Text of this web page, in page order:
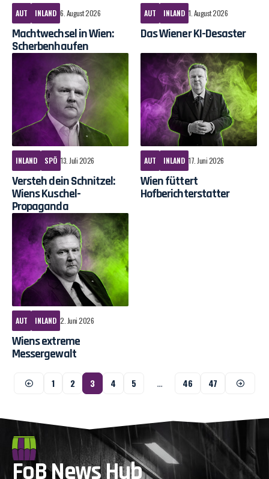
AUT INLAND 6. August 2026
Machtwechsel in Wien:
Scherbenhaufen
AUT INLAND 1. August 2026
Das Wiener KI-Desaster
INLAND SPÖ 13. Juli 2026
Versteh dein Schnitzel:
Wiens Kuschel-
Propaganda
AUT INLAND 17. Juni 2026
Wien füttert
Hofberichterstatter
AUT INLAND 2. Juni 2026
Wiens extreme
Messergewalt
1 2 3 4 5 … 46 47
FoB News Hub